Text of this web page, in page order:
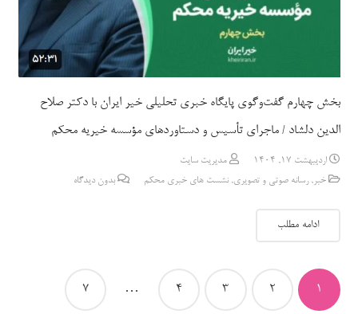
بخش چهارم گفت‌وگوی پایگاه خبری تحلیلی خیر ایران با دکتر صلاح
الدین دلشاد / ماجرای تأسیس و دستاوردهای مؤسسه خیریه محکم
اردیبهشت 17, 1404
مدیریت سایت
خبر,رسانه صوتی و تصویری,نشست های خبری محکم بدون دیدگاه
ادامه مطلب
صفحه‌بندی
نوشته‌ها
1
2
3
4
…
7